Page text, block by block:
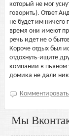
который не мог
говорить). Ответ
не будет им ничего
время они имеют
речь идет не о
Короче отдых был
отдохнуть-ищите
компании в пьяном
домика не дали
Комментировать
Мы